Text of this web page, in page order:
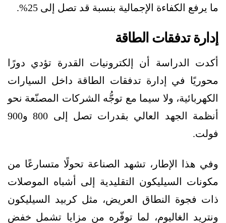
ما يرفع الكفاءة الإجمالية بنسبة قد تصل إلى 25%.
إدارة تدفقات الطاقة
أكدت الدراسة أن إلكترونيات القدرة تؤدي دورًا
محوريًا في إدارة تدفقات الطاقة داخل السيارات
الكهربائية، ولا سيما مع توجُّه الشركات المصنّعة نحو
أنظمة الجهد العالي بقدرات تصل إلى 800 و900
فولت.
وفي هذا الإطار، تشهد الصناعة تحولًا متسارعًا من
مكونات السيليكون التقليدية إلى أشباه الموصلات
ذات فجوة النطاق العريض، مثل كربيد السيليكون
ونتريد الغاليوم، لما توفّره من مزايا تشمل خفض